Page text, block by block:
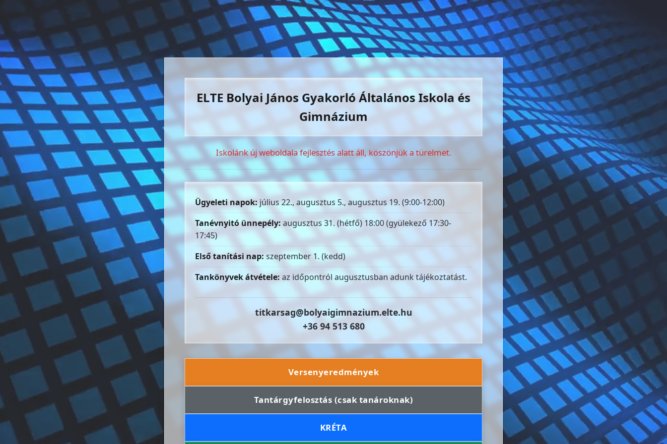
ELTE Bolyai János Gyakorló Általános Iskola és
Gimnázium
Iskolánk új weboldala fejlesztés alatt áll, köszönjük a türelmet.
Ügyeleti napok: július 22., augusztus 5., augusztus 19. (9:00-12:00)
Tanévnyitó ünnepély: augusztus 31. (hétfő) 18:00 (gyülekező 17:30-
17:45)
Első tanítási nap:szeptember 1. (kedd)
Tankönyvek átvétele: az időpontról augusztusban adunk tájékoztatást.
titkarsag@bolyaigimnazium.elte.hu
+36 94 513 680
Versenyeredmények
Tantárgyfelosztás (csak tanároknak)
KRÉTA